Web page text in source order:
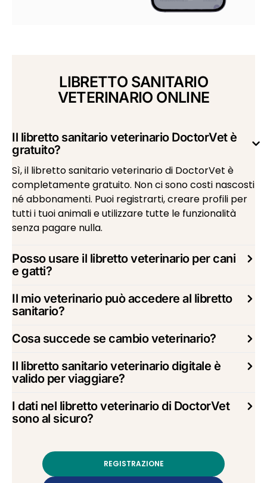
LIBRETTO SANITARIO
VETERINARIO ONLINE
Il libretto sanitario veterinario DoctorVet è
gratuito?
Sì, il libretto sanitario veterinario di DoctorVet è
completamente gratuito. Non ci sono costi nascosti
né abbonamenti. Puoi registrarti, creare profili per
tutti i tuoi animali e utilizzare tutte le funzionalità
senza pagare nulla.
Posso usare il libretto veterinario per cani
e gatti?
Il mio veterinario può accedere al libretto
sanitario?
Cosa succede se cambio veterinario?
Il libretto sanitario veterinario digitale è
valido per viaggiare?
I dati nel libretto veterinario di DoctorVet
sono al sicuro?
REGISTRAZIONE